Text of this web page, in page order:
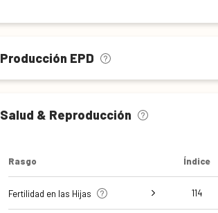
Producción EPD
Salud & Reproducción
Rasgo Índice
Fertilidad en las Hijas 114